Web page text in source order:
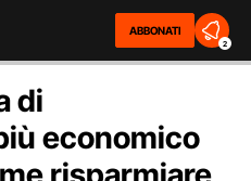
ABBONATI
2
di
economico